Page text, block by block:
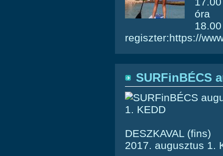
óra
regiszter:https://
SURFinBÉCS
DESZKAVAL (fins)
2017. augusztus 1.